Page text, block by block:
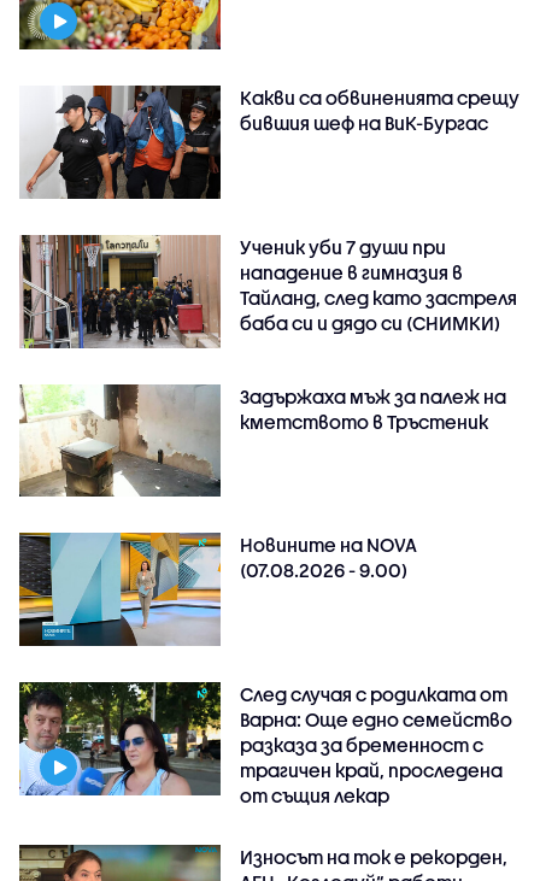
Какви са обвиненията срещу
бившия шеф на ВиК-Бургас
Ученик уби 7 души при
нападение в гимназия в
Тайланд, след като застреля
баба си и дядо си (СНИМКИ)
Задържаха мъж за палеж на
кметството в Тръстеник
Новините на NOVA
(07.08.2026 - 9.00)
След случая с родилката от
Варна: Още едно семейство
разказа за бременност с
трагичен край, проследена
от същия лекар
Износът на ток е рекорден,